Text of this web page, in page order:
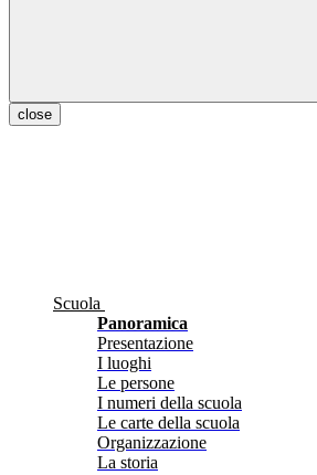
close
Scuola
Panoramica
Presentazione
I luoghi
Le persone
I numeri della scuola
Le carte della scuola
Organizzazione
La storia